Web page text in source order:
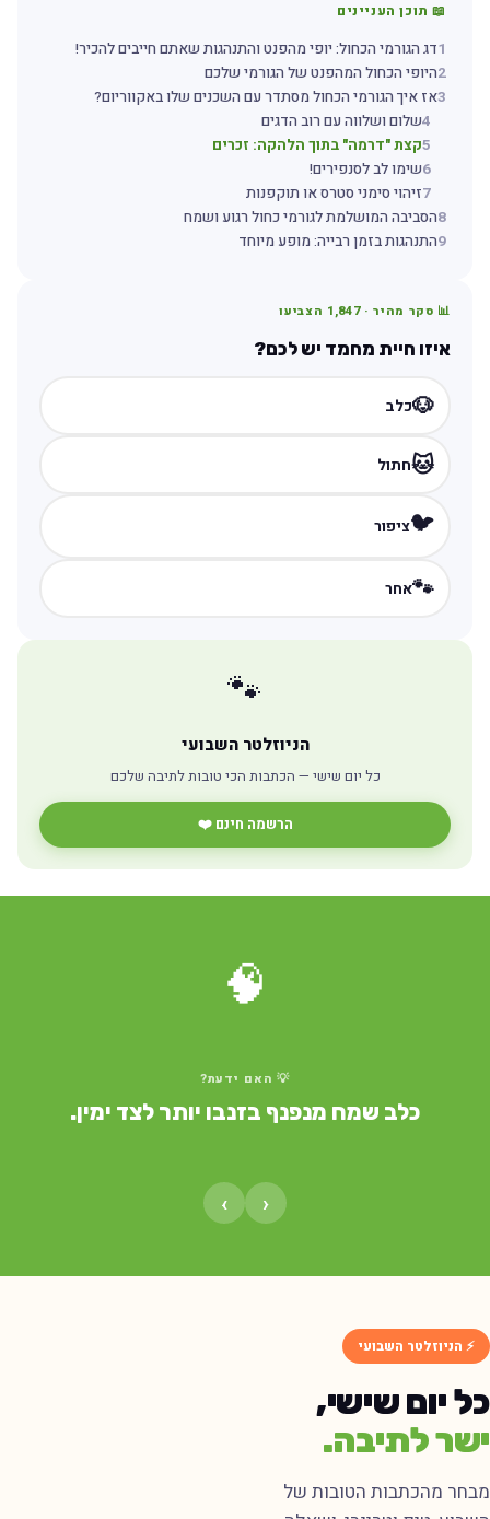
📖 תוכן העניינים
דג הגורמי הכחול: יופי מהפנט והתנהגות שאתם חייבים להכיר!
2היופי הכחול המהפנט של הגורמי שלכם
אז איך הגורמי הכחול מסתדר עם השכנים שלו באקווריום?
שלום ושלווה עם רוב הדגים
קצת "דרמה" בתוך הלהקה: זכרים
6שימו לב לסנפירים!
7זיהוי סימני סטרס או תוקפנות
8הסביבה המושלמת לגורמי כחול רגוע ושמח
9התנהגות בזמן רבייה: מופע מיוחד
📊 סקר מהיר · 1,847הצביעו
איזו חיית מחמד יש לכם?
🐶כלב
🐱חתול
🐦ציפור
🐾אחר
🐾
הניוזלטר השבועי
כל יום שישי — הכתבות הכי טובות לתיבה שלכם
הרשמה חינם ❤️
🧠
💡 האם ידעת?
כלב שמח מנפנף בזנבו יותר לצד ימין.
⚡ הניוזלטר השבועי
יום שישי,
לתיבה.
מהכתבות הטובות של